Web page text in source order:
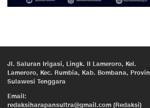
Jl. Saluran Irigasi, Lingk. II Lameroro, Kel.
Lameroro, Kec. Rumbia, Kab. Bombana,
Sulawesi Tenggara
Email:
redaksiharapansultra@gmail.com (Redaksi)